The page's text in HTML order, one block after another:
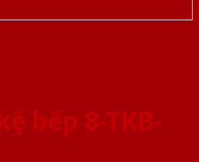
bếp 8-TKB-